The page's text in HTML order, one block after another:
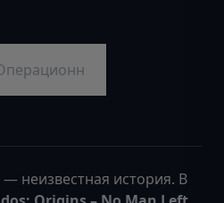
неизвестная история. В